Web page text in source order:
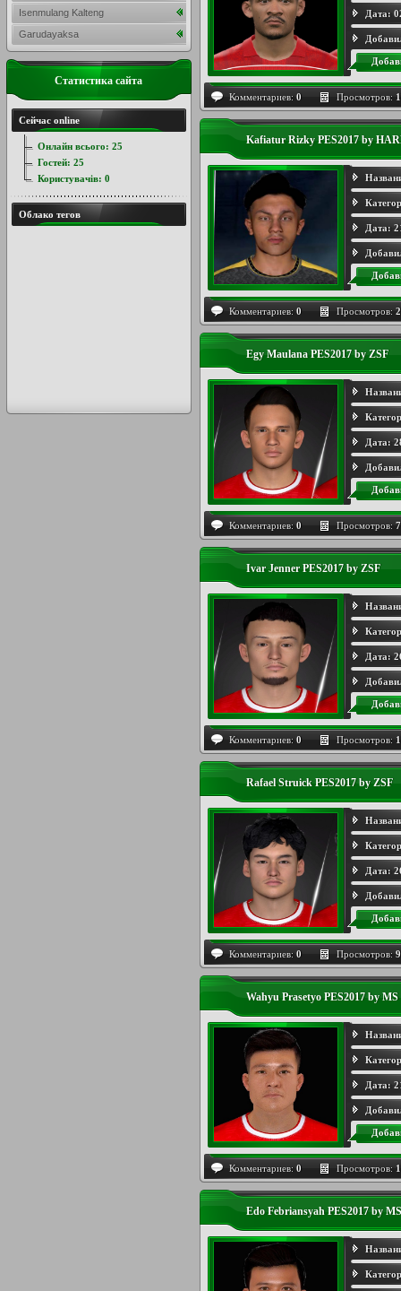
Дата:
Комментариев: 0 Просмотров:
Kafiatur Rizky PES2017 by
Дата:
Комментариев: 0 Просмотров:
Egy Maulana PES2017 by ZSF
Дата:
Комментариев: 0 Просмотров:
Ivar Jenner PES2017 by ZSF
Дата:
Комментариев: 0 Просмотров:
Rafael Struick PES2017 by ZSF
Дата:
Комментариев: 0 Просмотров:
Wahyu Prasetyo PES2017 by MS
Дата:
Комментариев: 0 Просмотров:
Edo Febriansyah PES2017 by MS
Isenmulang Kalteng
Garudayaksa
Статистика сайта
Сейчас online
Онлайн всього: 25
Гостей: 25
Користувачів: 0
Облако тегов